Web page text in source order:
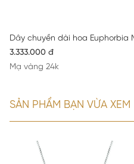
Dây chuyền dài hoa Euphorbia
3.333.000 đ
Mạ vàng 24k
SẢN PHẨM BẠN VỪA XEM